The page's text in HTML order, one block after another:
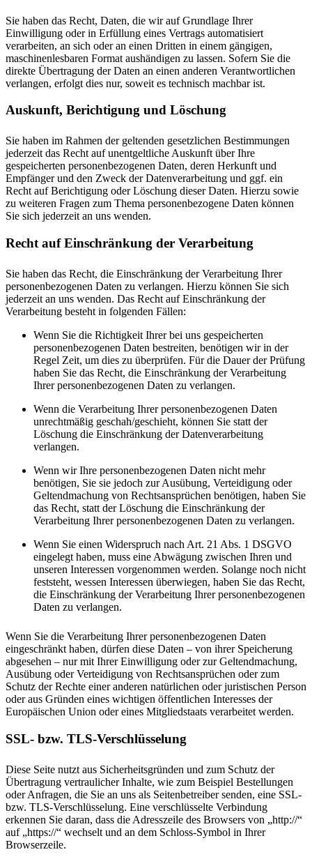
Sie haben das Recht, Daten, die wir auf Grundlage Ihrer
Einwilligung oder in Erfüllung eines Vertrags automatisiert
verarbeiten, an sich oder an einen Dritten in einem gängigen,
maschinenlesbaren Format aushändigen zu lassen. Sofern Sie die
direkte Übertragung der Daten an einen anderen Verantwortlichen
verlangen, erfolgt dies nur, soweit es technisch machbar ist.
Auskunft, Berichtigung und Löschung
Sie haben im Rahmen der geltenden gesetzlichen Bestimmungen
jederzeit das Recht auf unentgeltliche Auskunft über Ihre
gespeicherten personenbezogenen Daten, deren Herkunft und
Empfänger und den Zweck der Datenverarbeitung und ggf. ein
Recht auf Berichtigung oder Löschung dieser Daten. Hierzu sowie
zu weiteren Fragen zum Thema personenbezogene Daten können
Sie sich jederzeit an uns wenden.
Recht auf Einschränkung der Verarbeitung
Sie haben das Recht, die Einschränkung der Verarbeitung Ihrer
personenbezogenen Daten zu verlangen. Hierzu können Sie sich
jederzeit an uns wenden. Das Recht auf Einschränkung der
Verarbeitung besteht in folgenden Fällen:
Wenn Sie die Richtigkeit Ihrer bei uns gespeicherten
personenbezogenen Daten bestreiten, benötigen wir in der
Regel Zeit, um dies zu überprüfen. Für die Dauer der Prüfung
haben Sie das Recht, die Einschränkung der Verarbeitung
Ihrer personenbezogenen Daten zu verlangen.
Wenn die Verarbeitung Ihrer personenbezogenen Daten
unrechtmäßig geschah/geschieht, können Sie statt der
Löschung die Einschränkung der Datenverarbeitung
verlangen.
Wenn wir Ihre personenbezogenen Daten nicht mehr
benötigen, Sie sie jedoch zur Ausübung, Verteidigung oder
Geltendmachung von Rechtsansprüchen benötigen, haben Sie
das Recht, statt der Löschung die Einschränkung der
Verarbeitung Ihrer personenbezogenen Daten zu verlangen.
Wenn Sie einen Widerspruch nach Art. 21 Abs. 1 DSGVO
eingelegt haben, muss eine Abwägung zwischen Ihren und
unseren Interessen vorgenommen werden. Solange noch nicht
feststeht, wessen Interessen überwiegen, haben Sie das Recht,
die Einschränkung der Verarbeitung Ihrer personenbezogenen
Daten zu verlangen.
Wenn Sie die Verarbeitung Ihrer personenbezogenen Daten
eingeschränkt haben, dürfen diese Daten – von ihrer Speicherung
abgesehen – nur mit Ihrer Einwilligung oder zur Geltendmachung,
Ausübung oder Verteidigung von Rechtsansprüchen oder zum
Schutz der Rechte einer anderen natürlichen oder juristischen Person
oder aus Gründen eines wichtigen öffentlichen Interesses der
Europäischen Union oder eines Mitgliedstaats verarbeitet werden.
SSL- bzw. TLS-Verschlüsselung
Diese Seite nutzt aus Sicherheitsgründen und zum Schutz der
Übertragung vertraulicher Inhalte, wie zum Beispiel Bestellungen
oder Anfragen, die Sie an uns als Seitenbetreiber senden, eine SSL-
bzw. TLS-Verschlüsselung. Eine verschlüsselte Verbindung
erkennen Sie daran, dass die Adresszeile des Browsers von „http://“
auf „https://“ wechselt und an dem Schloss-Symbol in Ihrer
Browserzeile.